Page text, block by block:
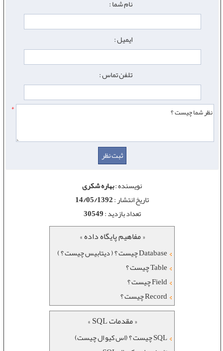
نام شما :
ایمیل :
تلفن تماس :
*
نویسنده :بهاره شکری
تاریخ انتشار :14/05/1392
تعداد بازدید :30549
« مفاهیم پایگاه داده »
Database چیست ؟ ( دیتابیس چیست ؟ )
Table چیست ؟
Field چیست ؟
Record چیست ؟
« مقدمات SQL »
SQL چیست ؟ (اس کیو ال چیست)